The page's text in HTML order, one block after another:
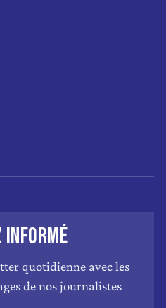
INFORMÉ
quotidienne avec les
de nos journalistes